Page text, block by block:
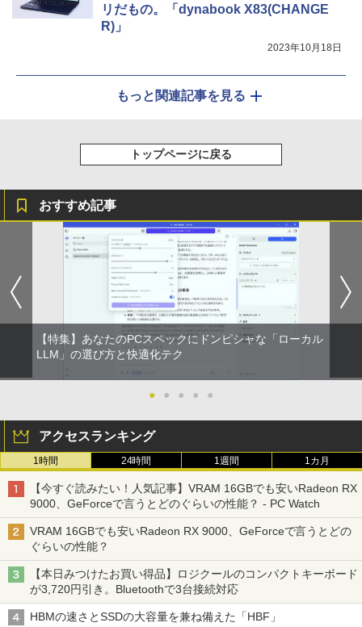
リだもの。「dynabook X83(CHANGE
R)」
2023年10月18日
もっと関連記事を見る
トップページに戻る
おすすめ記事
【特集】あなたのPCスペックにドンピシャな「ローカル
LLM」の選び方と快適化テク
● ● ● ● ●
アクセスランキング
1時間 24時間 1週間 1カ月
【今すぐ読みたい！人気記事】VRAM 16GBでも安いRadeon RX
9000、GeForceで言うとどのぐらいの性能？ - PC Watch
VRAM 16GBでも安いRadeon RX 9000、GeForceで言うとどの
ぐらいの性能？
【本日みつけたお買い得品】ロジクールのコンパクトキーボード
が3,720円引き。Bluetoothで3台接続対応
HBMの速さとSSDの大容量を兼ね備えた「HBF」